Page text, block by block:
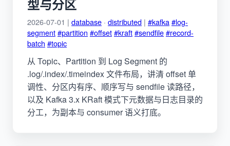
型与分区
2026-07-01 | database · distributed | #kafka#log-
segment#partition #offset#kraft#sendfile#record-
batch #topic
从 Topic、Partition 到 Log Segment 的
.log/.index/.timeindex 文件布局，讲清 offset 单
调性、分区内有序、顺序写与 sendfile 读路径，
以及 Kafka 3.x KRaft 模式下元数据与日志目录的
分工，为副本与 consumer 语义打底。